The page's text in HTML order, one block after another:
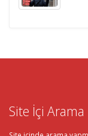
Site İçi Arama